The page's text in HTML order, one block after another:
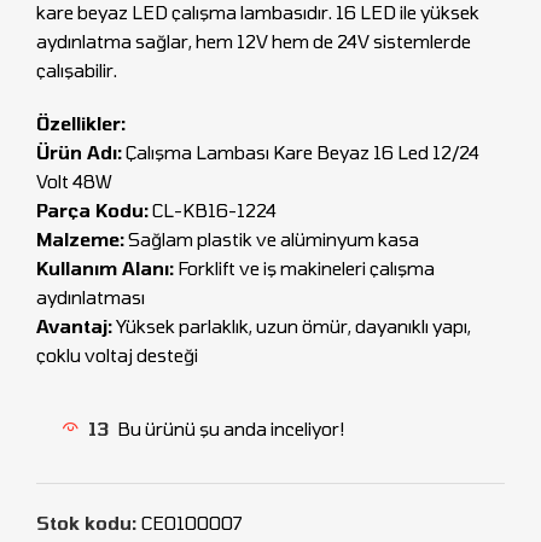
kare beyaz LED çalışma lambasıdır. 16 LED ile yüksek
aydınlatma sağlar, hem 12V hem de 24V sistemlerde
çalışabilir.
Özellikler:
Ürün Adı:Çalışma Lambası Kare Beyaz 16 Led 12/24
Volt 48W
Parça Kodu:CL-KB16-1224
Malzeme:Sağlam plastik ve alüminyum kasa
Kullanım Alanı: Forklift ve iş makineleri çalışma
aydınlatması
Avantaj:Yüksek parlaklık, uzun ömür, dayanıklı yapı,
çoklu voltaj desteği
13 Bu ürünü şu anda inceliyor!
Stok kodu: CEO100007